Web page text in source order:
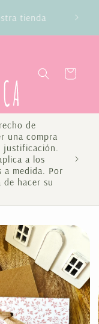
a 100€
Carrito
de
una compra
a los
a medida. Por
hacer su